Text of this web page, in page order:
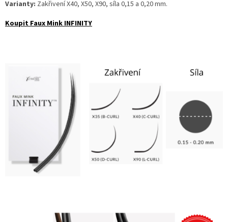
Varianty: Zakřivení X40, X50, X90, síla 0,15 a 0,20 mm.
Koupit Faux Mink INFINITY